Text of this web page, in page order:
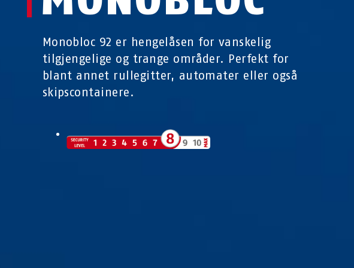
Monobloc 92 er hengelåsen for vanskelig
tilgjengelige og trange områder. Perfekt for
blant annet rullegitter, automater eller også
skipscontainere.